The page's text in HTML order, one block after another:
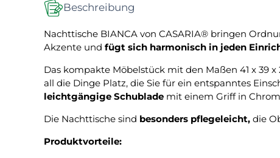
Beschreibung
Nachttische BIANCA von CASARIA® bringen
Akzente und fügt sich harmonisch in jeden
Das kompakte Möbelstück mit den Maßen 41 x 39
all die Dinge Platz, die Sie für ein entspanntes
leichtgängige Schublade mit einem Griff in
Die Nachttische sind besonders pflegeleicht, die
Produktvorteile: